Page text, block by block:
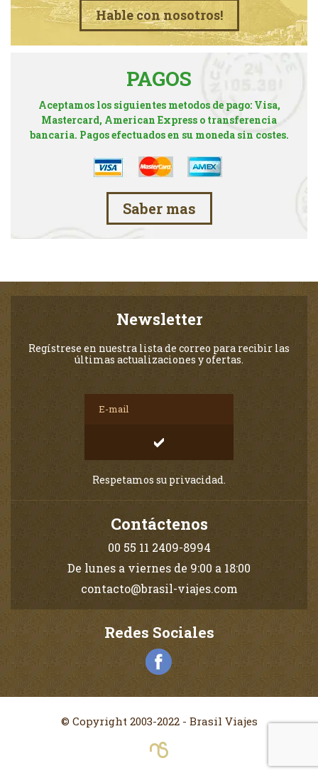
Hable con nosotros!
PAGOS
Aceptamos los siguientes metodos de pago: Visa,
Mastercard, American Express o transferencia
bancaria. Pagos efectuados en su moneda sin costes.
Saber mas
Newsletter
Regístrese en nuestra lista de correo para recibir las
últimas actualizaciones y ofertas.
Respetamos su privacidad.
Contáctenos
00 55 11 2409-8994
De lunes a viernes de 9:00 a 18:00
contacto@brasil-viajes.com
Redes Sociales
© Copyright 2003-2022 - Brasil Viajes